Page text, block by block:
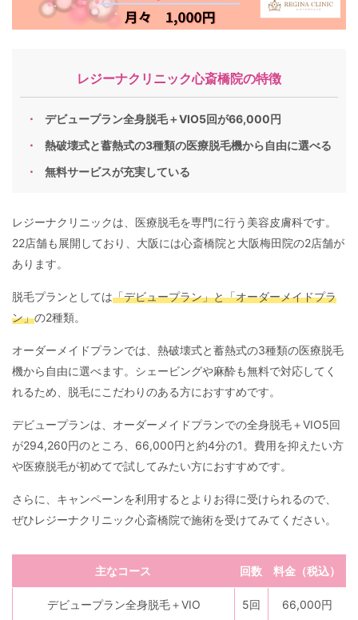
レジーナクリニック心斎橋院の特徴
デビュープラン全身脱毛＋VIO5回が66,000円
熱破壊式と蓄熱式の3種類の医療脱毛機から自由に選べる
無料サービスが充実している
レジーナクリニックは、医療脱毛を専門に行う美容皮膚科です。
22店舗も展開しており、大阪には心斎橋院と大阪梅田院の2店舗が
あります。
脱毛プランとしては「デビュープラン」と「オーダーメイドプラ
ン」の2種類。
オーダーメイドプランでは、熱破壊式と蓄熱式の3種類の医療脱毛
機から自由に選べます。シェービングや麻酔も無料で対応してく
れるため、脱毛にこだわりのある方におすすめです。
デビュープランは、オーダーメイドプランでの全身脱毛＋VIO5回
が294,260円のところ、66,000円と約4分の1。費用を抑えたい方
や医療脱毛が初めてで試してみたい方におすすめです。
さらに、キャンペーンを利用するとよりお得に受けられるので、
ぜひレジーナクリニック心斎橋院で施術を受けてみてください。
主なコース 回数 料金（税込）
デビュープラン全身脱毛＋VIO 5回 66,000円